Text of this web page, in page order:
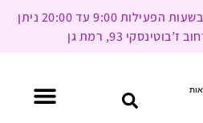
ניתן להגיע בתיאום מראש | בשעות הפעילות 9:00 עד 20:00 ניתן
93, רמת גן